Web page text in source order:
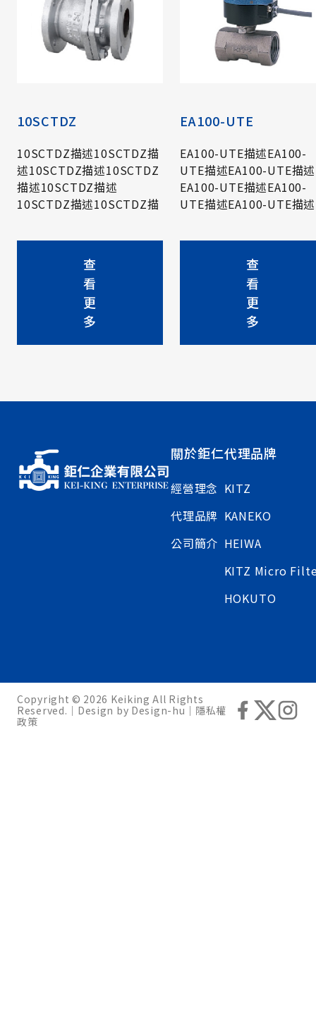
10SCTDZ
10SCTDZ描述10SCTDZ描
述10SCTDZ描述10SCTDZ
描述10SCTDZ描述
10SCTDZ描述10SCTDZ描
描述10SCTDZ描述
10SCTDZ描述10SCTDZ描
述10SCTDZ描述10SCTDZ
描述10SCTDZ描述
10SCTDZ描述
查
看
更
多
EA100-UTE
EA100-UTE描述EA100-
UTE描述EA100-UTE描述
EA100-UTE描述EA100-
UTE描述EA100-UTE描述
UTE描述EA100-UTE描述
EA100-UTE描述EA100-
UTE描述EA100-UTE描述
EA100-UTE描述EA100-
UTE描述EA100-UTE描述
EA100-UTE描述
查
看
更
多
關於鉅仁
經營理念
代理品牌
公司簡介
代理品牌
KITZ
KANEKO
HEIWA
KITZ Micro
HOKUTO
Copyright © 2026 Keiking All Rights
Reserved.｜Design by Design-hu ｜ 隱私權
政策